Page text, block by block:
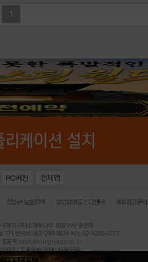
1
PC버전 전체앱
청소년 보호정책 불법촬영물 신고센터 제휴광고문의
61101 (주)스마트나우 대표이사:송현두
171 연락처:063-284-8635 팩스:02-6265-0377
김동욱 desk@hungryapp.co.kr
| 등록일자:2016년4월25일
트나우 송현두 | 편집인:김동욱